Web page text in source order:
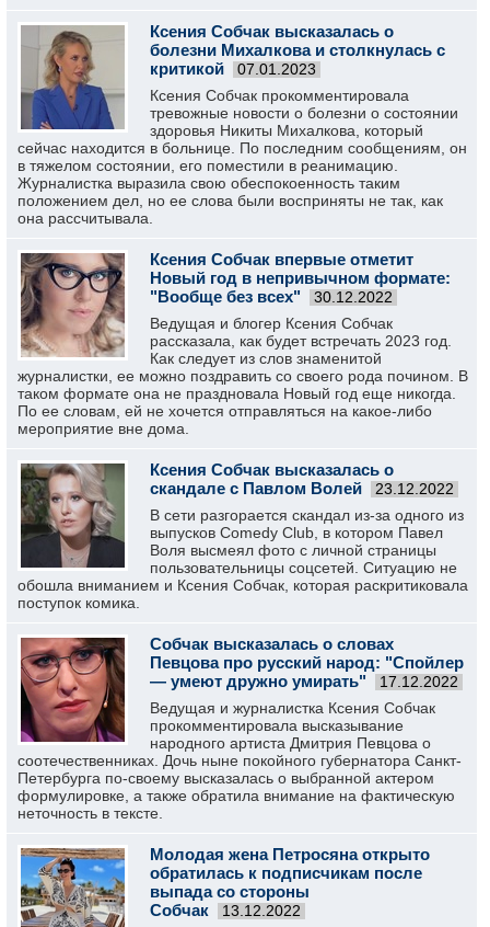
Ксения Собчак высказалась о
болезни Михалкова и столкнулась с
критикой
07.01.2023
Ксения Собчак прокомментировала
тревожные новости о болезни о состоянии
здоровья Никиты Михалкова, который
сейчас находится в больнице. По последним сообщениям, он
в тяжелом состоянии, его поместили в реанимацию.
Журналистка выразила свою обеспокоенность таким
положением дел, но ее слова были восприняты не так, как
она рассчитывала.
Ксения Собчак впервые отметит
Новый год в непривычном формате:
"Вообще без всех"
30.12.2022
Ведущая и блогер Ксения Собчак
рассказала, как будет встречать 2023 год.
Как следует из слов знаменитой
журналистки, ее можно поздравить со своего рода почином. В
таком формате она не праздновала Новый год еще никогда.
По ее словам, ей не хочется отправляться на какое-либо
мероприятие вне дома.
Ксения Собчак высказалась о
скандале с Павлом Волей
23.12.2022
В сети разгорается скандал из-за одного из
выпусков Comedy Club, в котором Павел
Воля высмеял фото с личной страницы
пользовательницы соцсетей. Ситуацию не
обошла вниманием и Ксения Собчак, которая раскритиковала
поступок комика.
Собчак высказалась о словах
Певцова про русский народ: "Спойлер
— умеют дружно умирать"
17.12.2022
Ведущая и журналистка Ксения Собчак
прокомментировала высказывание
народного артиста Дмитрия Певцова о
соотечественниках. Дочь ныне покойного губернатора Санкт-
Петербурга по-своему высказалась о выбранной актером
формулировке, а также обратила внимание на фактическую
неточность в тексте.
Молодая жена Петросяна открыто
обратилась к подписчикам после
выпада со стороны
Собчак
13.12.2022